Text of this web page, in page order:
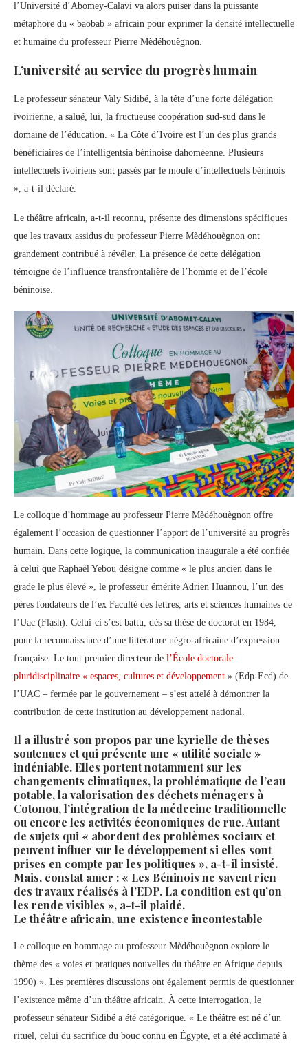
l’Université d’Abomey-Calavi va alors puiser dans la puissante
métaphore du « baobab » africain pour exprimer la densité intellectuelle
et humaine du professeur Pierre Mèdéhouègnon.
L’université au service du progrès humain
Le professeur sénateur Valy Sidibé, à la tête d’une forte délégation
ivoirienne, a salué, lui, la fructueuse coopération sud-sud dans le
domaine de l’éducation. « La Côte d’Ivoire est l’un des plus grands
bénéficiaires de l’intelligentsia béninoise dahoméenne. Plusieurs
intellectuels ivoiriens sont passés par le moule d’intellectuels béninois
», a-t-il déclaré.
Le théâtre africain, a-t-il reconnu, présente des dimensions spécifiques
que les travaux assidus du professeur Pierre Mèdéhouègnon ont
grandement contribué à révéler. La présence de cette délégation
témoigne de l’influence transfrontalière de l’homme et de l’école
béninoise.
Le colloque d’hommage au professeur Pierre Mèdéhouègnon offre
également l’occasion de questionner l’apport de l’université au progrès
humain. Dans cette logique, la communication inaugurale a été confiée
à celui que Raphaël Yebou désigne comme « le plus ancien dans le
grade le plus élevé », le professeur émérite Adrien Huannou, l’un des
pères fondateurs de l’ex Faculté des lettres, arts et sciences humaines de
l’Uac (Flash). Celui-ci s’est battu, dès sa thèse de doctorat en 1984,
pour la reconnaissance d’une littérature négro-africaine d’expression
française. Le tout premier directeur de l’École doctorale
pluridisciplinaire « espaces, cultures et développement » (Edp-Ecd) de
l’UAC – fermée par le gouvernement – s’est attelé à démontrer la
contribution de cette institution au développement national.
Il a illustré son propos par une kyrielle de thèses
soutenues et qui présente une « utilité sociale »
indéniable. Elles portent notamment sur les
changements climatiques, la problématique de l’eau
potable, la valorisation des déchets ménagers à
Cotonou, l’intégration de la médecine traditionnelle
ou encore les activités économiques de rue. Autant
de sujets qui « abordent des problèmes sociaux et
peuvent influer sur le développement si elles sont
prises en compte par les politiques », a-t-il insisté.
Mais, constat amer : « Les Béninois ne savent rien
des travaux réalisés à l’EDP. La condition est qu’on
les rende visibles », a-t-il plaidé.
Le théâtre africain, une existence incontestable
Le colloque en hommage au professeur Mèdéhouègnon explore le
thème des « voies et pratiques nouvelles du théâtre en Afrique depuis
1990) ». Les premières discussions ont également permis de questionner
l’existence même d’un théâtre africain. À cette interrogation, le
professeur sénateur Sidibé a été catégorique. « Le théâtre est né d’un
rituel, celui du sacrifice du bouc connu en Égypte, et a été acclimaté à